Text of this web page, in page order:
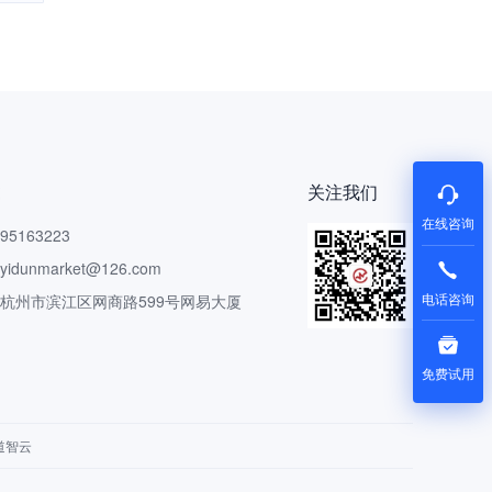
州市滨江区网商路599号网易大厦
关注我们
智云
在线咨询
电话咨询
免费试用